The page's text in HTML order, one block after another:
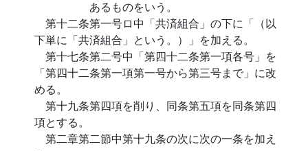
あるものをいう。
第十二条第一号ロ中「共済組合」の下に「（以
下単に「共済組合」という。）」を加える。
第十七条第二号中「第四十二条第一項各号」を
「第四十二条第一項第一号から第三号まで」に改
める。
第十九条第四項を削り、同条第五項を同条第四
項とする。
第二章第二節中第十九条の次に次の一条を加え